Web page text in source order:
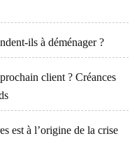
ils à déménager ?
client ? Créances
est à l’origine de la crise